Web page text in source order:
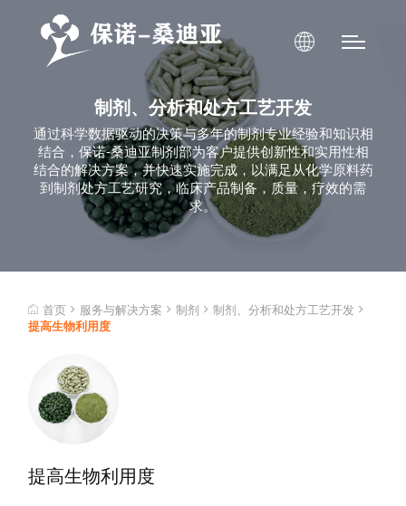
制剂、分析和处方工艺开发
通过科学数据驱动的决策与多年的制剂专业经验和知识相
结合，保诺-桑迪亚制剂部为客户提供创新性和实用性相
结合的解决方案，并快速实施完成，以满足从化学原料药
到制剂处方工艺研究，临床产品制备，质量，疗效的需
求。
首页 服务与解决方案 制剂
制剂、分析和处方工艺开发
提高生物利用度
提高生物利用度